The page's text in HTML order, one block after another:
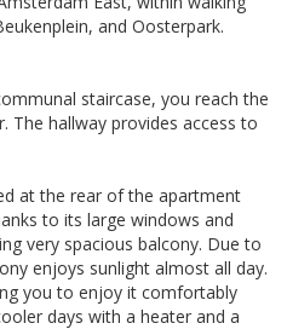
and Oosterpark.
staircase, you reach the
hallway provides access to
at the rear of the apartment
to its large windows and
very spacious balcony. Due to
enjoys sunlight almost all day.
you to enjoy it comfortably
days with a heater and a